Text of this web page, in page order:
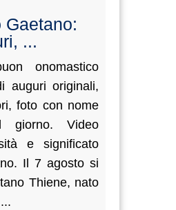
Gaetano:
...
onomastico
auguri originali,
foto con nome
giorno. Video
e significato
Il 7 agosto si
Thiene, nato